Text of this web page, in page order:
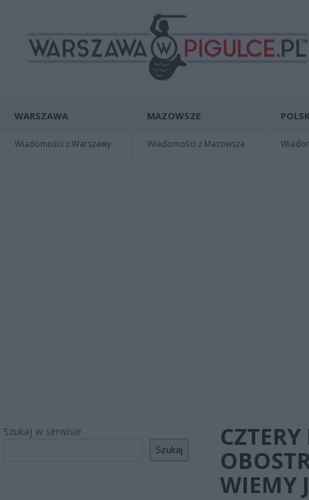
WARSZAWA
Wiadomości z Warszawy
MAZOWSZE
Wiadomości z Mazowsza
Szukaj w serwisie
Szukaj
WIEMY